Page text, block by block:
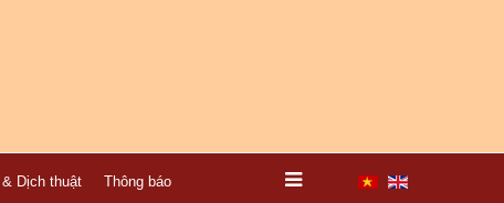
Dịch thuật Thông báo